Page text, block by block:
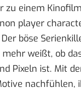
zu einem
player
böse
weißt, ob
Pixeln ist. Mit
nachfühlen,